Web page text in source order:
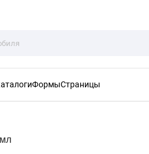
ФормыСтраницы